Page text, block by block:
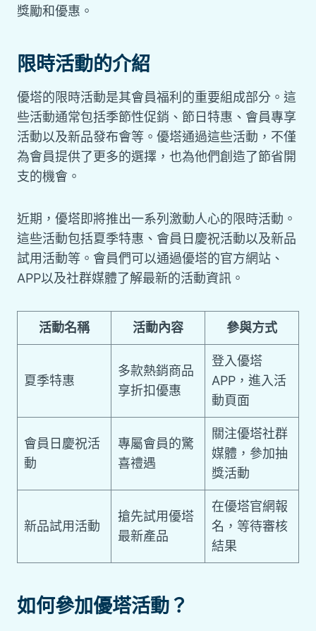
獎勵和優惠。
限時活動的介紹
優塔的限時活動是其會員福利的重要組成部分。這
些活動通常包括季節性促銷、節日特惠、會員專享
活動以及新品發布會等。優塔通過這些活動，不僅
為會員提供了更多的選擇，也為他們創造了節省開
支的機會。
近期，優塔即將推出一系列激動人心的限時活動。
這些活動包括夏季特惠、會員日慶祝活動以及新品
試用活動等。會員們可以通過優塔的官方網站、
APP以及社群媒體了解最新的活動資訊。
活動名稱 活動內容 參與方式
夏季特惠
多款熱銷商品
享折扣優惠
登入優塔
APP，進入活
動頁面
會員日慶祝活
動
專屬會員的驚
喜禮遇
關注優塔社群
媒體，參加抽
獎活動
新品試用活動
搶先試用優塔
最新產品
在優塔官網報
名，等待審核
結果
如何參加優塔活動？